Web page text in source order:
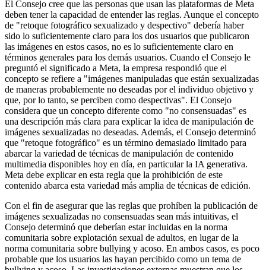
El Consejo cree que las personas que usan las plataformas de Meta
deben tener la capacidad de entender las reglas. Aunque el concepto
de "retoque fotográfico sexualizado y despectivo" debería haber
sido lo suficientemente claro para los dos usuarios que publicaron
las imágenes en estos casos, no es lo suficientemente claro en
términos generales para los demás usuarios. Cuando el Consejo le
preguntó el significado a Meta, la empresa respondió que el
concepto se refiere a "imágenes manipuladas que están sexualizadas
de maneras probablemente no deseadas por el individuo objetivo y
que, por lo tanto, se perciben como despectivas". El Consejo
considera que un concepto diferente como "no consensuadas" es
una descripción más clara para explicar la idea de manipulación de
imágenes sexualizadas no deseadas. Además, el Consejo determinó
que "retoque fotográfico" es un término demasiado limitado para
abarcar la variedad de técnicas de manipulación de contenido
multimedia disponibles hoy en día, en particular la IA generativa.
Meta debe explicar en esta regla que la prohibición de este
contenido abarca esta variedad más amplia de técnicas de edición.
Con el fin de asegurar que las reglas que prohíben la publicación de
imágenes sexualizadas no consensuadas sean más intuitivas, el
Consejo determinó que deberían estar incluidas en la norma
comunitaria sobre explotación sexual de adultos, en lugar de la
norma comunitaria sobre bullying y acoso. En ambos casos, es poco
probable que los usuarios las hayan percibido como un tema de